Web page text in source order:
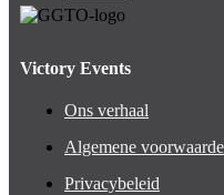
Victory Events
Ons verhaal
Algemene
Privacybeleid